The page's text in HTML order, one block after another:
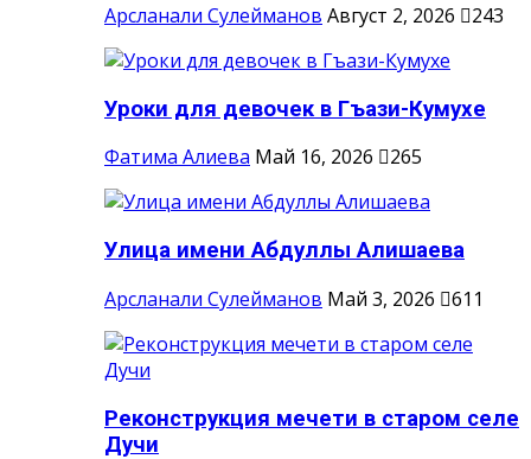
Арсланали Сулейманов Август 2, 2026 243
Уроки для девочек в Гъази-Кумухе
Фатима Алиева Май 16, 2026 265
Улица имени Абдуллы Алишаева
Арсланали Сулейманов Май 3, 2026 611
Реконструкция мечети в старом селе
Дучи